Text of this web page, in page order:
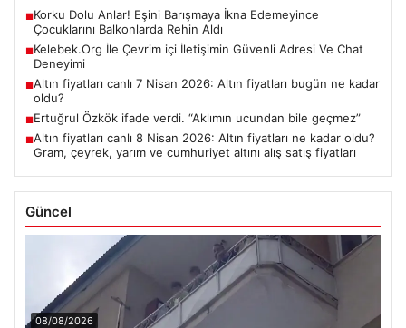
■Korku Dolu Anlar! Eşini Barışmaya İkna Edemeyince
Çocuklarını Balkonlarda Rehin Aldı
■Kelebek.Org İle Çevrim içi İletişimin Güvenli Adresi Ve Chat
Deneyimi
■Altın fiyatları canlı 7 Nisan 2026: Altın fiyatları bugün ne kadar
oldu?
■Ertuğrul Özkök ifade verdi. “Aklımın ucundan bile geçmez”
■Altın fiyatları canlı 8 Nisan 2026: Altın fiyatları ne kadar oldu?
Gram, çeyrek, yarım ve cumhuriyet altını alış satış fiyatları
Güncel
08/08/2026